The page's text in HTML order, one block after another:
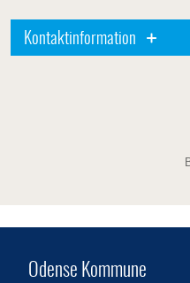
Kontaktinformation
Odense Kommune